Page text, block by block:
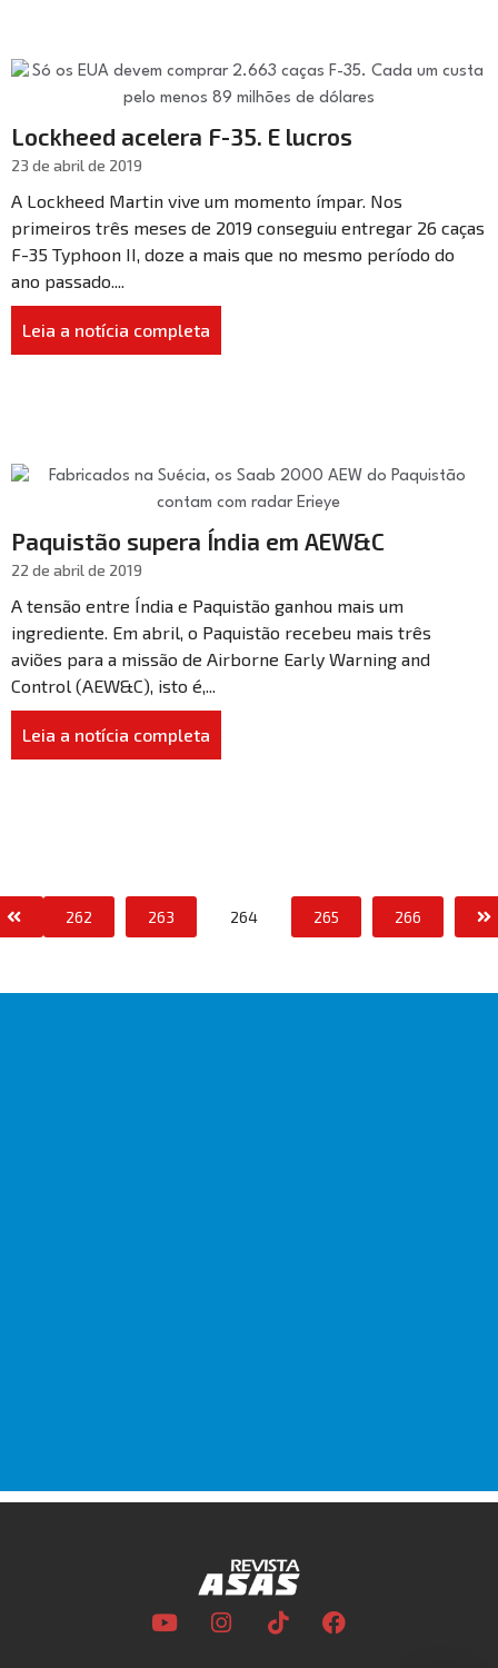
Lockheed acelera F-35. E lucros
23 de abril de 2019
A Lockheed Martin vive um momento ímpar. Nos
primeiros três meses de 2019 conseguiu entregar 26 caças
F-35 Typhoon II, doze a mais que no mesmo período do
ano passado....
Leia a notícia completa
Paquistão supera Índia em AEW&C
22 de abril de 2019
A tensão entre Índia e Paquistão ganhou mais um
ingrediente. Em abril, o Paquistão recebeu mais três
aviões para a missão de Airborne Early Warning and
Control (AEW&C), isto é,...
Leia a notícia completa
262 263 264 265 266